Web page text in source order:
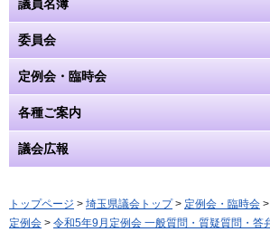
議員名簿
委員会
定例会・臨時会
各種ご案内
議会広報
トップページ > 埼玉県議会トップ> 定例会・臨時会 >
定例会 > 令和5年9月定例会 一般質問・質疑質問・答